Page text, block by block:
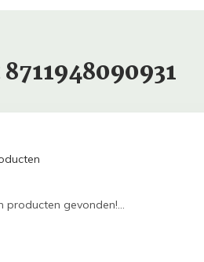
producten gevonden!...